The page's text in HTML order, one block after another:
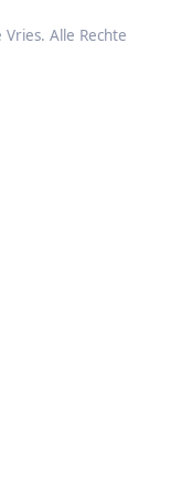
Alle Rechte